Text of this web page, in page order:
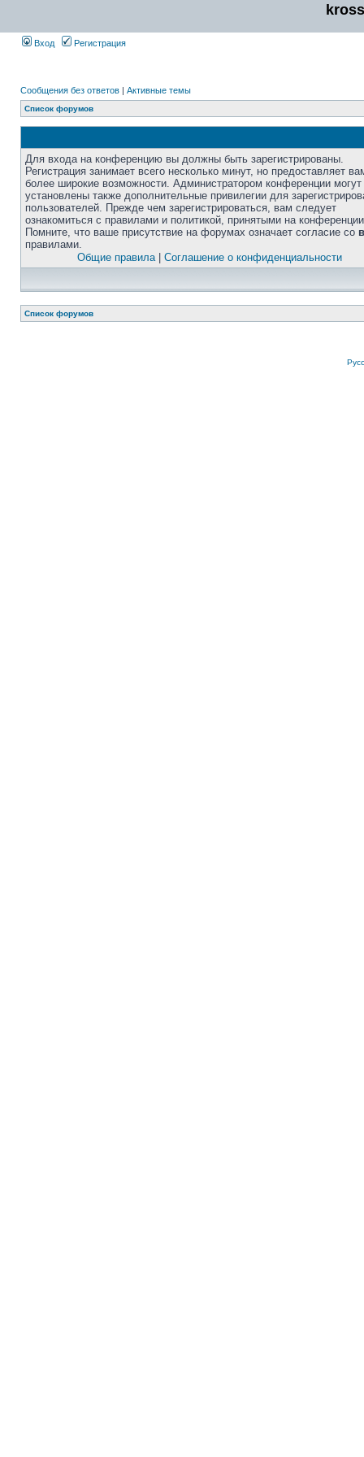
Вход Регистрация
Сообщения без ответов | Активные темы
Список форумов
Для входа на конференцию вы должны быть зарегистрированы.
Регистрация занимает всего несколько минут, но предоставляет
более широкие возможности. Администратором конференции
установлены также дополнительные привилегии для
пользователей. Прежде чем зарегистрироваться, вам следует
ознакомиться с правилами и политикой, принятыми на
Помните, что ваше присутствие на форумах означает согласие со
правилами.
Общие правила| Соглашение о конфиденциальности
Список форумов